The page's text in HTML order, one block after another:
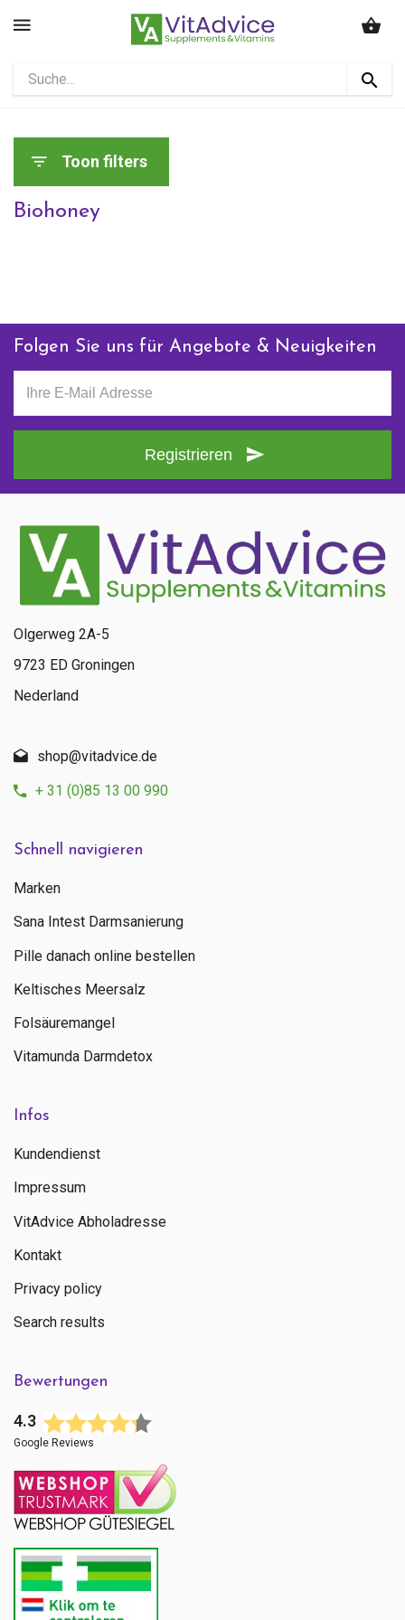
Toon filters
Biohoney
Folgen Sie uns für Angebote & Neuigkeiten
Registrieren
Schnell navigieren
Marken
Sana Intest Darmsanierung
Pille danach online bestellen
Keltisches Meersalz
Folsäuremangel
Vitamunda Darmdetox
Infos
Kundendienst
Impressum
VitAdvice Abholadresse
Kontakt
Privacy policy
Search results
Bewertungen
4.3
Google Reviews
Olgerweg 2A-5
9723 ED Groningen
Nederland
shop@vitadvice.de
+ 31 (0)85 13 00 990